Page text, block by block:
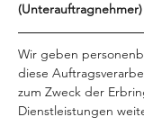
(Unterauftragnehmer)
Wir geben
diese
zum Zweck der
Dienstleistungen